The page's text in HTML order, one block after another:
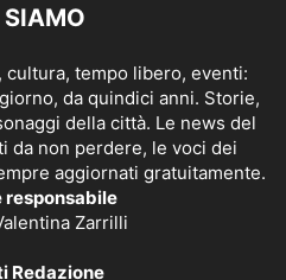
SIAMO
cultura, tempo libero, eventi:
da quindici anni. Storie,
della città. Le news del
da non perdere, le voci dei
aggiornati gratuitamente.
responsabile
Zarrilli
Redazione